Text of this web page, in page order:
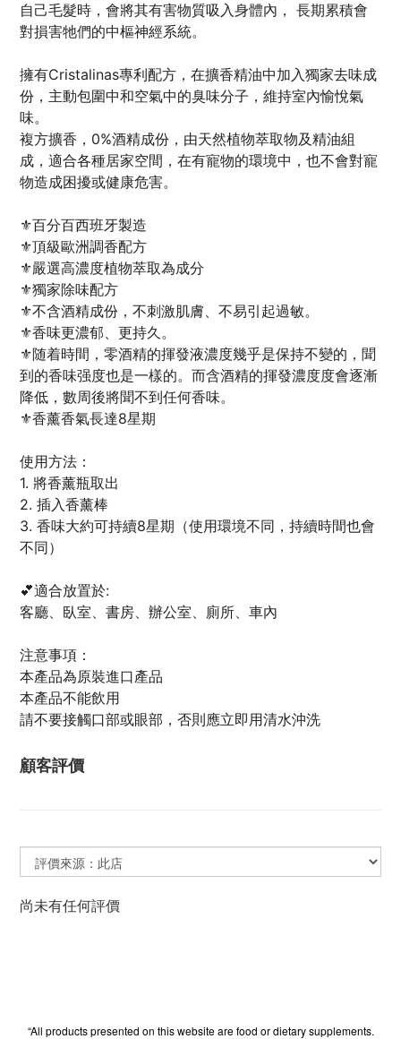
自己毛髮時，會將其有害物質吸入身體內， 長期累積會
對損害牠們的中樞神經系統。
擁有Cristalinas專利配方，在擴香精油中加入獨家去味成
份，主動包圍中和空氣中的臭味分子，維持室內愉悅氣
味。
複方擴香，0%酒精成份，由天然植物萃取物及精油組
成，適合各種居家空間，在有寵物的環境中，也不會對寵
物造成困擾或健康危害。
⚜百分百西班牙製造
⚜頂級歐洲調香配方
⚜嚴選高濃度植物萃取為成分
⚜獨家除味配方
⚜不含酒精成份，不刺激肌膚、不易引起過敏。
⚜香味更濃郁、更持久。
⚜随着時間，零酒精的揮發液濃度幾乎是保持不變的，聞
到的香味强度也是一樣的。而含酒精的揮發濃度度會逐漸
降低，數周後將聞不到任何香味。
⚜香薰香氣長達8星期
使用方法：
1. 將香薰瓶取出
2. 插入香薰棒
3. 香味大約可持續8星期（使用環境不同，持續時間也會
不同）
💕適合放置於:
客廳、臥室、書房、辦公室、廁所、車內
注意事項：
本產品為原裝進口產品
本產品不能飲用
請不要接觸口部或眼部，否則應立即用清水沖洗
顧客評價
尚未有任何評價
“All products presented on this website are food or dietary supplements.